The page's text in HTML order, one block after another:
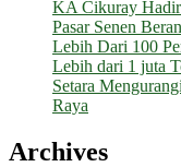
KA Cikuray Hadir
Pasar Senen
Lebih Dari 100
Lebih dari 1 juta
Setara
Raya
Archives